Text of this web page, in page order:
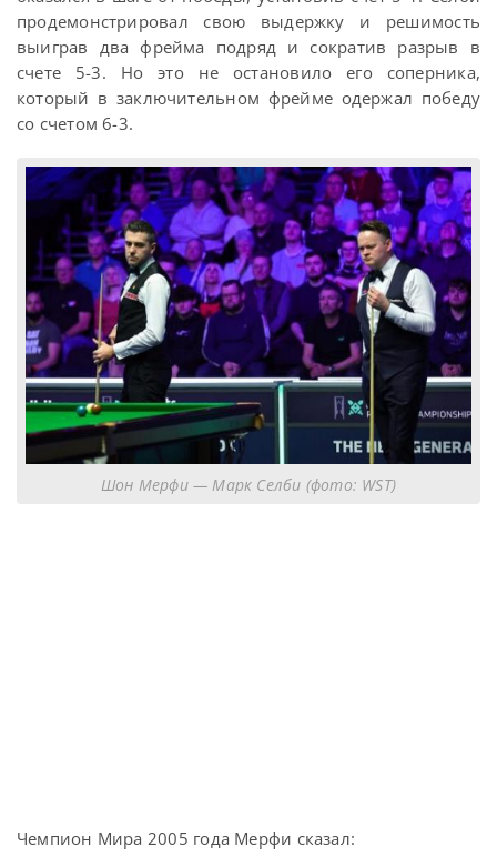
продемонстрировал свою выдержку и решимость
выиграв два фрейма подряд и сократив разрыв в
счете 5-3. Но это не остановило его соперника,
который в заключительном фрейме одержал победу
со счетом 6-3.
Шон Мерфи — Марк Селби (фото: WST)
Чемпион Мира 2005 года Мерфи сказал: